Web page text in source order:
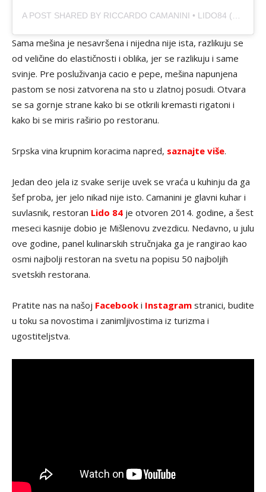
A POST SHARED BY RICCARDO CAMANINI • LIDO84 (@RISTORANTELIDO84)
Sama mešina je nesavršena i nijedna nije ista, razlikuju se
od veličine do elastičnosti i oblika, jer se razlikuju i same
svinje. Pre posluživanja cacio e pepe, mešina napunjena
pastom se nosi zatvorena na sto u zlatnoj posudi. Otvara
se sa gornje strane kako bi se otkrili kremasti rigatoni i
kako bi se miris raširio po restoranu.
Srpska vina krupnim koracima napred, saznajte više.
Jedan deo jela iz svake serije uvek se vraća u kuhinju da ga
šef proba, jer jelo nikad nije isto. Camanini je glavni kuhar i
suvlasnik, restoran Lido 84 je otvoren 2014. godine, a šest
meseci kasnije dobio je Mišlenovu zvezdicu. Nedavno, u julu
ove godine, panel kulinarskih stručnjaka ga je rangirao kao
osmi najbolji restoran na svetu na popisu 50 najboljih
svetskih restorana.
Pratite nas na našoj Facebook i Instagram stranici, budite
u toku sa novostima i zanimljivostima iz turizma i
ugostiteljstva.